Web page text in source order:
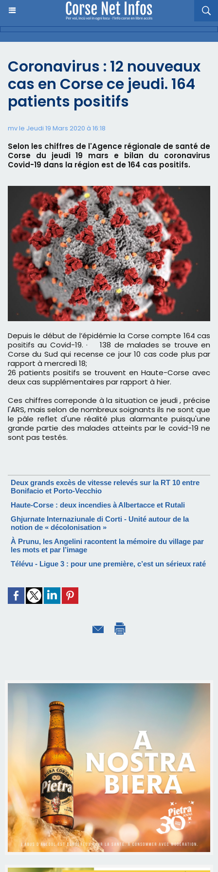
Coronavirus : 12 nouveaux
cas en Corse ce jeudi. 164
patients positifs
mv le Jeudi 19 Mars 2020 à 16:18
Selon les chiffres de l'Agence régionale de santé de
Corse du jeudi 19 mars e bilan du coronavirus
Covid-19 dans la région est de 164 cas positifs.
Depuis le début de l’épidémie la Corse compte 164 cas
positifs au Covid-19. · 138 de malades se trouve en
Corse du Sud qui recense ce jour 10 cas code plus par
rapport à mercredi 18;
26 patients positifs se trouvent en Haute-Corse avec
deux cas supplémentaires par rapport à hier.
Ces chiffres correponde à la situation ce jeudi , précise
l'ARS, mais selon de nombreux soignants ils ne sont que
le pâle reflet d'une réalité plus alarmante puisqu'une
grande partie des malades atteints par le covid-19 ne
sont pas testés.
Deux grands excès de vitesse relevés sur la RT 10 entre
Bonifacio et Porto-Vecchio
Haute-Corse : deux incendies à Albertacce et Rutali
Ghjurnate Internaziunale di Corti - Unité autour de la
notion de « décolonisation »
À Prunu, les Angelini racontent la mémoire du village par
les mots et par l’image
Télévu - Ligue 3 : pour une première, c’est un sérieux raté